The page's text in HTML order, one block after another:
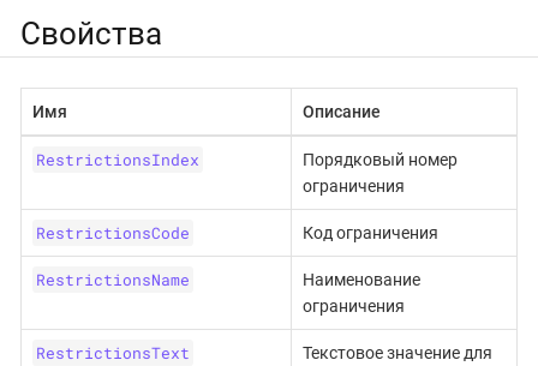
Свойства
Имя Описание
RestrictionsIndex
Порядковый номер
ограничения
RestrictionsCode Код ограничения
RestrictionsName
Наименование
ограничения
RestrictionsText
Текстовое значение для